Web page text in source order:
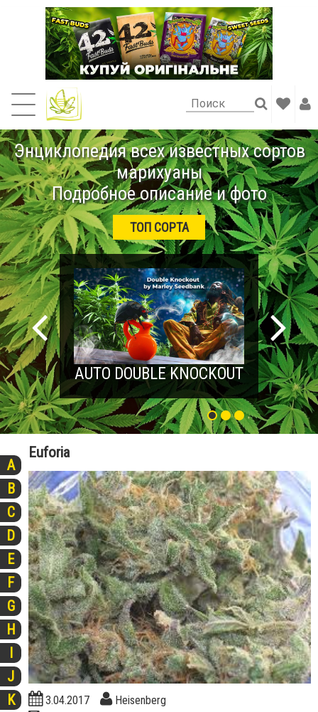
Энциклопедия всех известных сортов
марихуаны
Подробное описание и фото
ТОП СОРТА
AUTO DOUBLE KNOCKOUT
A
B
C
D
E
F
G
H
I
J
K
Euforia
3.04.2017
Heisenberg